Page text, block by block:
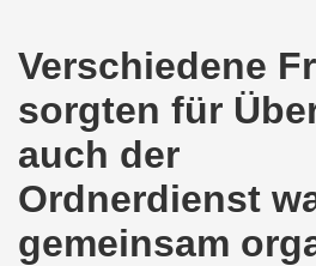
Verschiedene
sorgten für
auch der
Ordnerdienst
gemeinsam
in
Gelsenkirchener
auch wieder für die
am 13.09.2021 im